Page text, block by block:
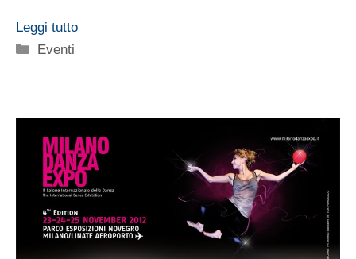
Leggi tutto
Categorie
Eventi